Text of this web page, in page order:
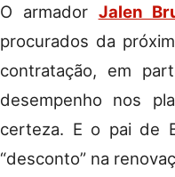
O armador Jalen
procurados da
contratação, em
desempenho nos
certeza. E o pai de
“desconto” na